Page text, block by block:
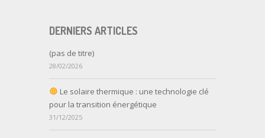
DERNIERS ARTICLES
(pas de titre)
28/02/2026
Le solaire thermique : une technologie clé
pour la transition énergétique
31/12/2025